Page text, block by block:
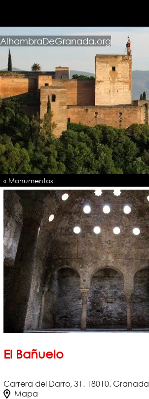
AlhambraDeGranada.org
« Monumentos
El Bañuelo
Carrera del Darro, 31. 18010. Granada
Mapa